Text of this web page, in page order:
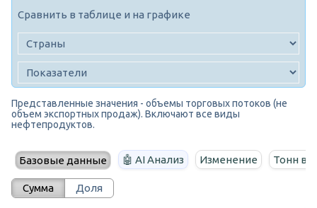
Сравнить в таблице и на графике
Представленные значения - объемы торговых потоков (не
объем экспортных продаж). Включают все виды
нефтепродуктов.
Базовые данные 🤖 AI Анализ Изменение Тонн в
Сумма Доля